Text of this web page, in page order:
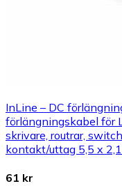
InLine – DC
förlängningskabel för
skrivare, routrar,
kontakt/uttag 5,5 x
61 kr